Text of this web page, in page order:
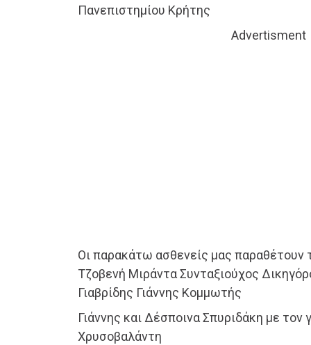
Πανεπιστημίου Κρήτης
Advertisment
Οι παρακάτω ασθενείς μας παραθέτουν
Τζοβενή Μιράντα Συνταξιούχος
Γιαβρίδης Γιάννης Κομμωτής
Γιάννης και Δέσποινα Σπυριδάκη με τον
Χρυσοβαλάντη